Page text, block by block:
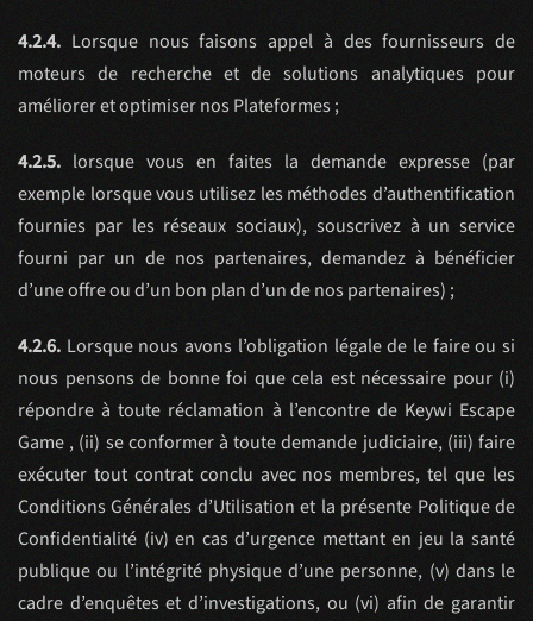
4.2.4. Lorsque nous faisons appel à des fournisseurs de
moteurs de recherche et de solutions analytiques pour
améliorer et optimiser nos Plateformes ;
4.2.5. lorsque vous en faites la demande expresse (par
exemple lorsque vous utilisez les méthodes d’authentification
fournies par les réseaux sociaux), souscrivez à un service
fourni par un de nos partenaires, demandez à bénéficier
d’une offre ou d’un bon plan d’un de nos partenaires) ;
4.2.6. Lorsque nous avons l’obligation légale de le faire ou si
nous pensons de bonne foi que cela est nécessaire pour (i)
répondre à toute réclamation à l’encontre de Keywi Escape
Game , (ii) se conformer à toute demande judiciaire, (iii) faire
exécuter tout contrat conclu avec nos membres, tel que les
Conditions Générales d’Utilisation et la présente Politique de
Confidentialité (iv) en cas d’urgence mettant en jeu la santé
publique ou l’intégrité physique d’une personne, (v) dans le
cadre d’enquêtes et d’investigations, ou (vi) afin de garantir